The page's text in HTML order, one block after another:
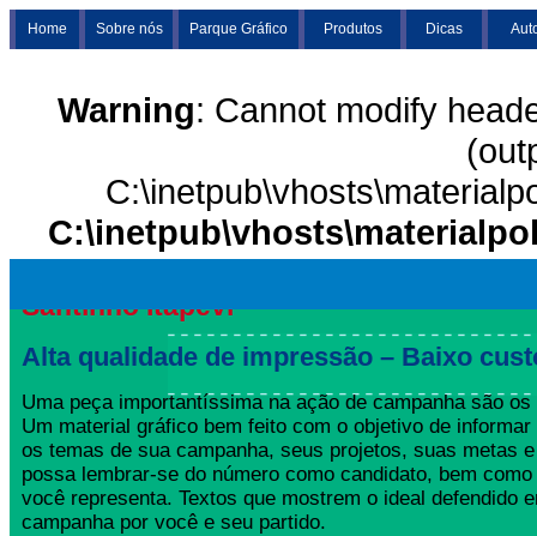
Home Sobre nós Parque Gráfico Produtos Dicas
Warning: Cannot modify
Santinho Itapevi
Alta qualidade de impressão – Baixo
Uma peça importantíssima na ação de campanha são
Um material gráfico bem feito com o objetivo de
os temas de sua campanha, seus projetos, suas metas
possa lembrar-se do número como candidato, bem
você representa. Textos que mostrem o ideal defendido
campanha por você e seu partido.